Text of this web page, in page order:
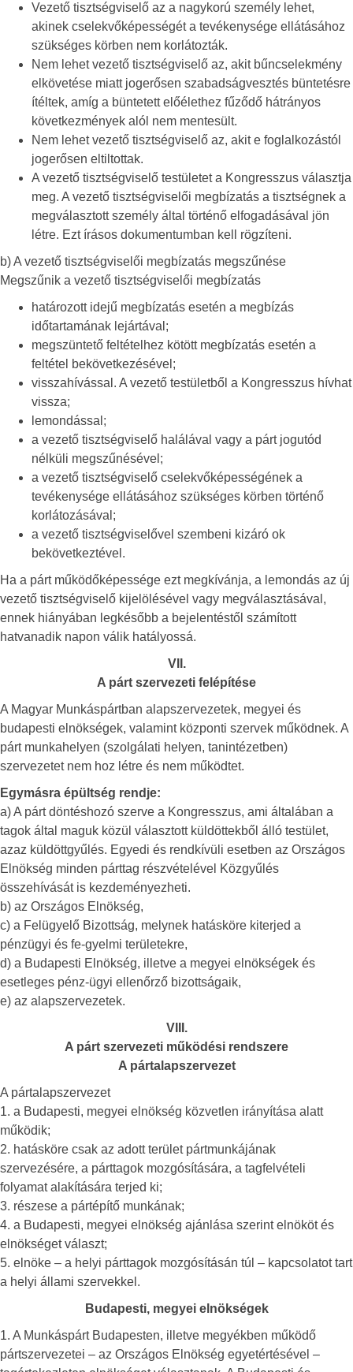
Vezető tisztségviselő az a nagykorú személy lehet,
akinek cselekvőképességét a tevékenysége ellátásához
szükséges körben nem korlátozták.
Nem lehet vezető tisztségviselő az, akit bűncselekmény
elkövetése miatt jogerősen szabadságvesztés büntetésre
ítéltek, amíg a büntetett előélethez fűződő hátrányos
következmények alól nem mentesült.
Nem lehet vezető tisztségviselő az, akit e foglalkozástól
jogerősen eltiltottak.
A vezető tisztségviselő testületet a Kongresszus választja
meg. A vezető tisztségviselői megbízatás a tisztségnek a
megválasztott személy által történő elfogadásával jön
létre. Ezt írásos dokumentumban kell rögzíteni.
b) A vezető tisztségviselői megbízatás megszűnése
Megszűnik a vezető tisztségviselői megbízatás
határozott idejű megbízatás esetén a megbízás
időtartamának lejártával;
megszüntető feltételhez kötött megbízatás esetén a
feltétel bekövetkezésével;
visszahívással. A vezető testületből a Kongresszus hívhat
vissza;
lemondással;
a vezető tisztségviselő halálával vagy a párt jogutód
nélküli megszűnésével;
a vezető tisztségviselő cselekvőképességének a
tevékenysége ellátásához szükséges körben történő
korlátozásával;
a vezető tisztségviselővel szembeni kizáró ok
bekövetkeztével.
Ha a párt működőképessége ezt megkívánja, a lemondás az új
vezető tisztségviselő kijelölésével vagy megválasztásával,
ennek hiányában legkésőbb a bejelentéstől számított
hatvanadik napon válik hatályossá.
VII.
A párt szervezeti felépítése
A Magyar Munkáspártban alapszervezetek, megyei és
budapesti elnökségek, valamint központi szervek működnek. A
párt munkahelyen (szolgálati helyen, tanintézetben)
szervezetet nem hoz létre és nem működtet.
Egymásra épültség rendje:
a) A párt döntéshozó szerve a Kongresszus, ami általában a
tagok által maguk közül választott küldöttekből álló testület,
azaz küldöttgyűlés. Egyedi és rendkívüli esetben az Országos
Elnökség minden párttag részvételével Közgyűlés
összehívását is kezdeményezheti.
b) az Országos Elnökség,
c) a Felügyelő Bizottság, melynek hatásköre kiterjed a
pénzügyi és fe-gyelmi területekre,
d) a Budapesti Elnökség, illetve a megyei elnökségek és
esetleges pénz-ügyi ellenőrző bizottságaik,
e) az alapszervezetek.
VIII.
A párt szervezeti működési rendszere
A pártalapszervezet
A pártalapszervezet
1. a Budapesti, megyei elnökség közvetlen irányítása alatt
működik;
2. hatásköre csak az adott terület pártmunkájának
szervezésére, a párttagok mozgósítására, a tagfelvételi
folyamat alakítására terjed ki;
3. részese a pártépítő munkának;
4. a Budapesti, megyei elnökség ajánlása szerint elnököt és
elnökséget választ;
5. elnöke – a helyi párttagok mozgósításán túl – kapcsolatot tart
a helyi állami szervekkel.
Budapesti, megyei elnökségek
1. A Munkáspárt Budapesten, illetve megyékben működő
pártszervezetei – az Országos Elnökség egyetértésével –